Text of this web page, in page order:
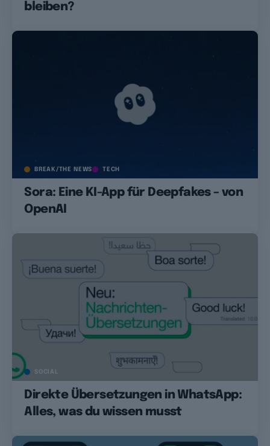
bleiben?
BREAK/THE NEWS TECH
Sora: Eine KI-App für Deepfakes – von
OpenAI
SOCIAL
Direkte Übersetzungen in WhatsApp:
Alles, was du wissen musst